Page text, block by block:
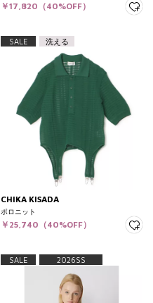
￥17,820（40%OFF）
SALE 洗える
CHIKA KISADA
ポロニット
￥25,740（40%OFF）
SALE 2026SS